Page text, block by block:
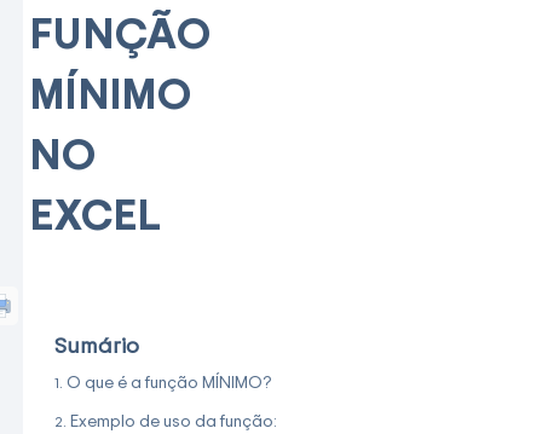
FUNÇÃO
MÍNIMO
NO
EXCEL
Sumário
O que é a função MÍNIMO?
Exemplo de uso da função: